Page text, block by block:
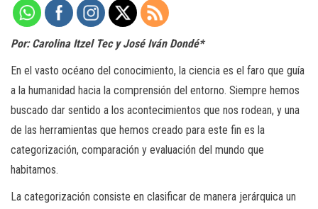
Por: Carolina Itzel Tec y José Iván Dondé*
En el vasto océano del conocimiento, la ciencia es el faro que guía
a la humanidad hacia la comprensión del entorno. Siempre hemos
buscado dar sentido a los acontecimientos que nos rodean, y una
de las herramientas que hemos creado para este fin es la
categorización, comparación y evaluación del mundo que
habitamos.
La categorización consiste en clasificar de manera jerárquica un